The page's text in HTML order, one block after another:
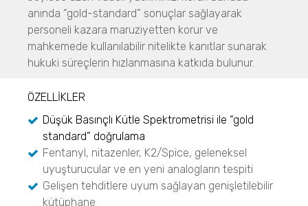
Micro CT / Nano CT
N60 micro-CT
N70 micro-CT
N80 micro-CT
N90 nano-CT
SEM, Taramalı Elektron Mikroskobu
NANOS
Stabilite ve Raf Ömrü
SMLS Teknolojisi
TURBISCAN LAB
TURBISCAN TRILAB
S3500
BLUEWAVE
Aerotrac II
Nanotrac Wave II
NANOTRAC FLEX
Partikül Boyut ve Şekil Analizi
CAMSIZER 3D
CAMSIZER S1
CAMSIZER XL
SYNC
SEM ile Görüntüleme
Mageleka
Disperse Partikül Yüzey Alanı Analizi
Magnometer XRS
Microtrac
Partikül Boyut Analiz Cihazları
SYNC
S3500
BLUEWAVE
Aerotrac II
Nanotrac Wave II
anında “gold-standard” sonuçlar sağlayarak
personeli kazara maruziyetten korur ve
mahkemede kullanılabilir nitelikte kanıtlar sunarak
hukuki süreçlerin hızlanmasına katkıda bulunur.
ÖZELLİKLER
Düşük Basınçlı Kütle Spektrometrisi ile “gold
standard” doğrulama
Fentanyl, nitazenler, K2/Spice, geleneksel
uyuşturucular ve en yeni analogların tespiti
Gelişen tehditlere uyum sağlayan genişletilebilir
kütüphane